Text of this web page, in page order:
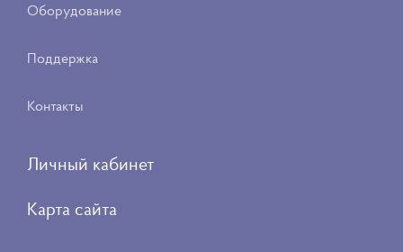
Оборудование
Поддержка
Контакты
Личный кабинет
Карта сайта